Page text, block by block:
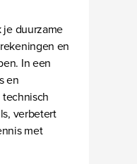
duurzame
en
In een
en
verbetert
met